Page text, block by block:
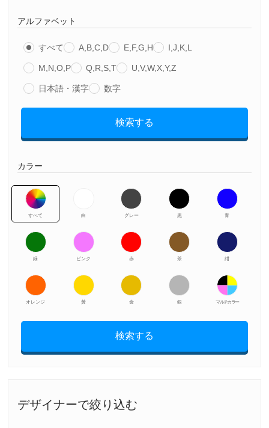
アルファベット
すべて A,B,C,D E,F,G,H I,J,K,L
M,N,O,P Q,R,S,T U,V,W,X,Y,Z
日本語・漢字 数字
検索する
カラー
すべて 白 グレー 黒 青
緑 ピンク 赤 茶 紺
オレンジ 黃 金 銀 マルチカラー
検索する
デザイナーで絞り込む